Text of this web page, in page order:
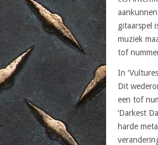
gitaarspel
muziek
tof
In
Dit
een tof
‘Darkest
harde